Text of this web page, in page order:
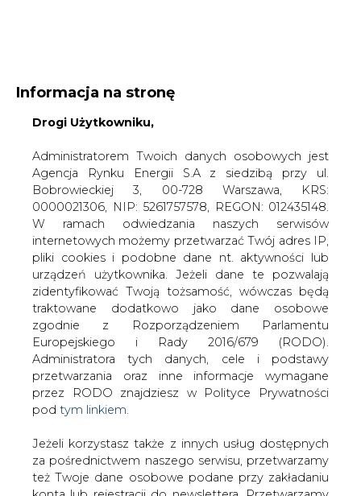
WŁĄCZ CIRE.TV
Administratorem Twoich danych osobowych jest
Bobrowieckiej 3, 00-728 Warszawa, KRS:
W ramach odwiedzania naszych serwisów
internetowych możemy przetwarzać Twój adres IP,
pliki cookies i podobne dane nt. aktywności lub
urządzeń użytkownika. Jeżeli dane te pozwalają
zidentyfikować Twoją tożsamość, wówczas będą
traktowane dodatkowo jako dane osobowe
zgodnie z Rozporządzeniem Parlamentu
Europejskiego i Rady 2016/679 (RODO).
Administratora tych danych, cele i podstawy
przetwarzania oraz inne informacje wymagane
przez RODO znajdziesz w Polityce Prywatności
podtym linkiem.
Jeżeli korzystasz także z innych usług dostępnych
za pośrednictwem naszego serwisu, przetwarzamy
też Twoje dane osobowe podane przy zakładaniu
dane, które podajesz, pozostawiasz lub do których
możemy uzyskać dostęp w ramach korzystania z
Usług.
Strona główna /
SERWIS INFORMACYJNY CIRE
/ Komunikat OSP w sprawie spotkania nt.
redysponowania nierynkowego OZE dla potrzeb
elektroenergetycznego (KSE)
Redakcja CIRE.PL
2025-05-13 20:30